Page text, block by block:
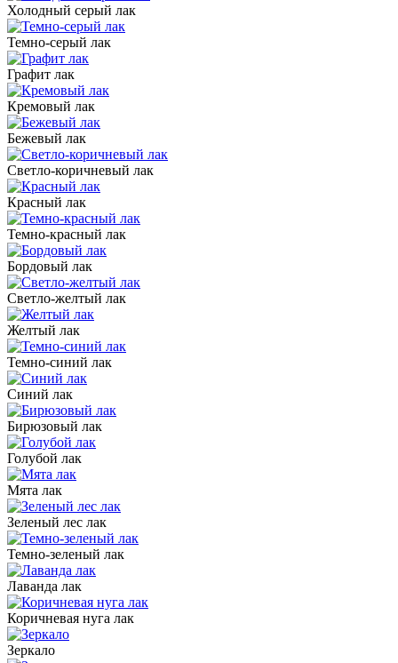
Холодный серый лак
Темно-серый лак
Графит лак
Кремовый лак
Бежевый лак
Светло-коричневый лак
Красный лак
Темно-красный лак
Бордовый лак
Светло-желтый лак
Желтый лак
Темно-синий лак
Синий лак
Бирюзовый лак
Голубой лак
Мята лак
Зеленый лес лак
Темно-зеленый лак
Лаванда лак
Коричневая нуга лак
Зеркало